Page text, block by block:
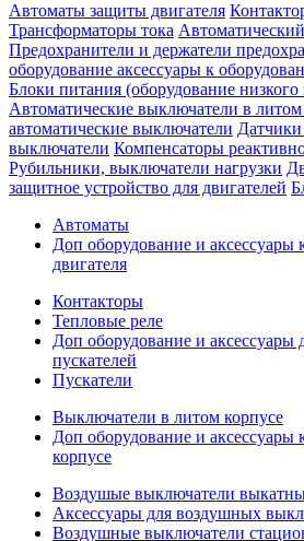
Автоматы защиты двигателя
Трансформаторы тока
Предохранители и держатели
оборудование аксессуары к
Блоки питания (оборудование
Автоматические выключатели в литом
автоматические выключатели
выключатели Компенсаторы
Рубильники, выключатели нагрузки
защитное устройство для двигателей
Автоматы
Доп оборудование и аксессуары
двигателя
Контакторы
Тепловые реле
Доп оборудование и аксессуары
пускателей
Пускатели
Выключатели в литом корпусе
Доп оборудование и аксессуары
корпусе
Воздушые выключатели
Аксессуары для воздушных
Воздушные выключатели